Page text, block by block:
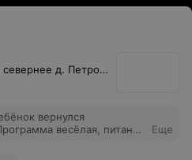
Молодечненский р-н, 500 м. севернее д. Петровщина
вернулся
весёлая, питание
Еще